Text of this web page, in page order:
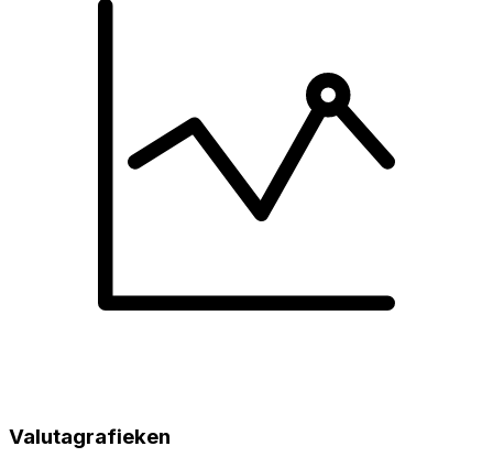
Valutagrafieken